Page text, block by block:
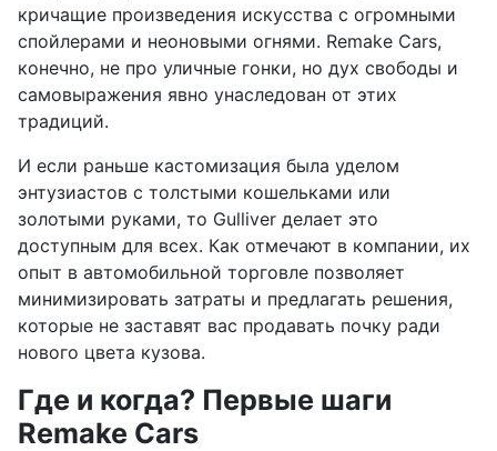
кричащие произведения искусства с огромными
спойлерами и неоновыми огнями. Remake Cars,
конечно, не про уличные гонки, но дух свободы и
самовыражения явно унаследован от этих
традиций.
И если раньше кастомизация была уделом
энтузиастов с толстыми кошельками или
золотыми руками, то Gulliver делает это
доступным для всех. Как отмечают в компании, их
опыт в автомобильной торговле позволяет
минимизировать затраты и предлагать решения,
которые не заставят вас продавать почку ради
нового цвета кузова.
Где и когда? Первые шаги
Remake Cars